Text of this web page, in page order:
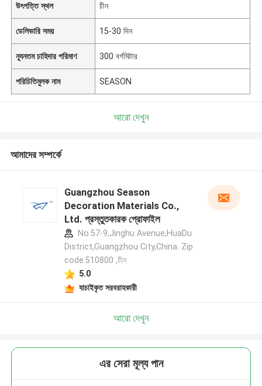
উৎপত্তি স্থল চীন
ডেলিভারি সময় 15-30 দিন
ন্যূনতম চাহিদার পরিমাণ 300 বর্গমিটার
পরিচিতিমুলক নাম SEASON
আরো দেখুন
আমাদের সম্পর্কে
Guangzhou Season
Decoration Materials Co.,
Ltd. প্রস্তুতকারক প্রোফাইল
No.57-9,Jinghu Avenue,HuaDu
District,Guangzhou City,China. Zip
code:510800 ,চীন
5.0
যাচাইকৃত সরবরাহকারী
আরো দেখুন
এর সেরা মূল্য পান